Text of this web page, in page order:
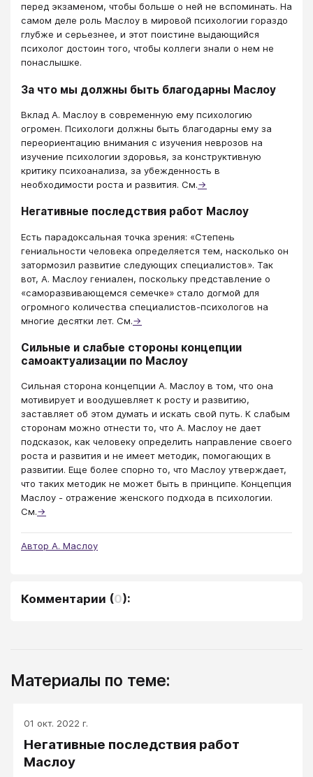
перед экзаменом, чтобы больше о ней не вспоминать. На
самом деле роль Маслоу в мировой психологии гораздо
глубже и серьезнее, и этот поистине выдающийся
психолог достоин того, чтобы коллеги знали о нем не
понаслышке.
За что мы должны быть благодарны Маслоу
Вклад А. Маслоу в современную ему психологию
огромен. Психологи должны быть благодарны ему за
переориентацию внимания с изучения неврозов на
изучение психологии здоровья, за конструктивную
критику психоанализа, за убежденность в
необходимости роста и развития. См.→
Негативные последствия работ Маслоу
Есть парадоксальная точка зрения: «Степень
гениальности человека определяется тем, насколько он
затормозил развитие следующих специалистов». Так
вот, А. Маслоу гениален, поскольку представление о
«саморазвивающемся семечке» стало догмой для
огромного количества специалистов-психологов на
многие десятки лет. См.→
Сильные и слабые стороны концепции
самоактуализации по Маслоу
Сильная сторона концепции А. Маслоу в том, что она
мотивирует и воодушевляет к росту и развитию,
заставляет об этом думать и искать свой путь. К слабым
сторонам можно отнести то, что А. Маслоу не дает
подсказок, как человеку определить направление своего
роста и развития и не имеет методик, помогающих в
развитии. Еще более спорно то, что Маслоу утверждает,
что таких методик не может быть в принципе. Концепция
Маслоу - отражение женского подхода в психологии.
См.→
Автор А. Маслоу
Комментарии (0):
Материалы по теме:
01 окт. 2022 г.
Негативные последствия работ
Маслоу